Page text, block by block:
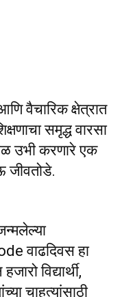
वैचारिक क्षेत्रात
समृद्ध वारसा
उभी करणारे एक
जीवतोडे.
वाढदिवस हा
विद्यार्थी,
चाहत्यांसाठी